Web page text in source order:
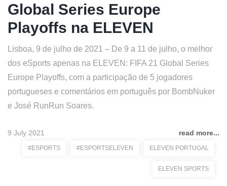
Global Series Europe
Playoffs na ELEVEN
Lisboa, 9 de julho de 2021 – De 9 a 11 de julho, o melhor
dos eSports apenas na ELEVEN: FIFA 21 Global Series
Europe Playoffs, com a participação de 5 jogadores
portugueses e comentários em português por BombNuker
e José RunRun Soares.
9 July 2021 read more...
#ESPORTS #ESPORTSELEVEN ELEVEN PORTUGAL
ELEVEN SPORTS